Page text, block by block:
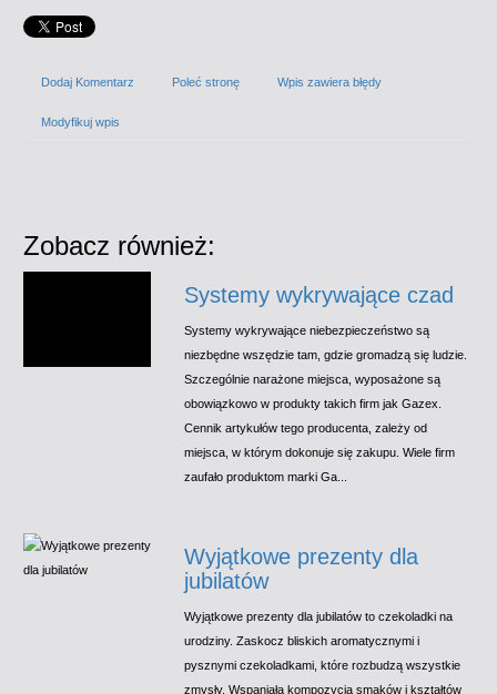
Dodaj Komentarz Poleć stronę Wpis zawiera błędy
Modyfikuj wpis
Zobacz również:
Systemy wykrywające czad
Systemy wykrywające niebezpieczeństwo są
niezbędne wszędzie tam, gdzie gromadzą się ludzie.
Szczególnie narażone miejsca, wyposażone są
obowiązkowo w produkty takich firm jak Gazex.
Cennik artykułów tego producenta, zależy od
miejsca, w którym dokonuje się zakupu. Wiele firm
zaufało produktom marki Ga...
Wyjątkowe prezenty dla
jubilatów
Wyjątkowe prezenty dla jubilatów to czekoladki na
urodziny. Zaskocz bliskich aromatycznymi i
pysznymi czekoladkami, które rozbudzą wszystkie
zmysły. Wspaniała kompozycja smaków i kształtów